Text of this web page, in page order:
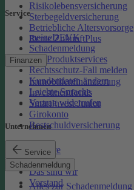
Risikolebensversicherung
Sterbegeldversicherung
Betriebliche Altersvorsorge
Rente ZukunftPlus
Finanzen
Immobilienfinanzierung
Investmentfonds
SmartInvest Junior
Girokonto
Restschuldversicherung
Service
Schadenmeldung
Alles zur Schadenmeldung
Service
meineDEVK
Schadenmeldung
Kfz-Produktservices
Rechtsschutz-Fall melden
Kundendaten ändern
Leichte Sprache
Vertrag widerrufen
Unternehmen
Karriere
Presse
Das sind wir
Vorstand